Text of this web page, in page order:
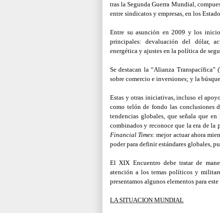
tras la Segunda Guerra Mundial,
entre sindicatos y empresas, en los
Entre su asunción en 2009 y los
principales: devaluación del dólar,
energética y ajustes en la política de
Se destacan la “Alianza
sobre comercio e inversiones; y la
Estas y otras iniciativas, incluso el
como telón de fondo las conclusiones
tendencias globales, que señala que
combinados y reconoce que la era de la
Financial Times: mejor actuar ahora
poder para definir estándares globales,
El XIX Encuentro debe tratar de
atención a los temas políticos y
presentamos algunos elementos para este
LA SITUACION MUNDIAL